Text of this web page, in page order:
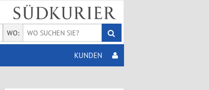
WO:
KUNDEN